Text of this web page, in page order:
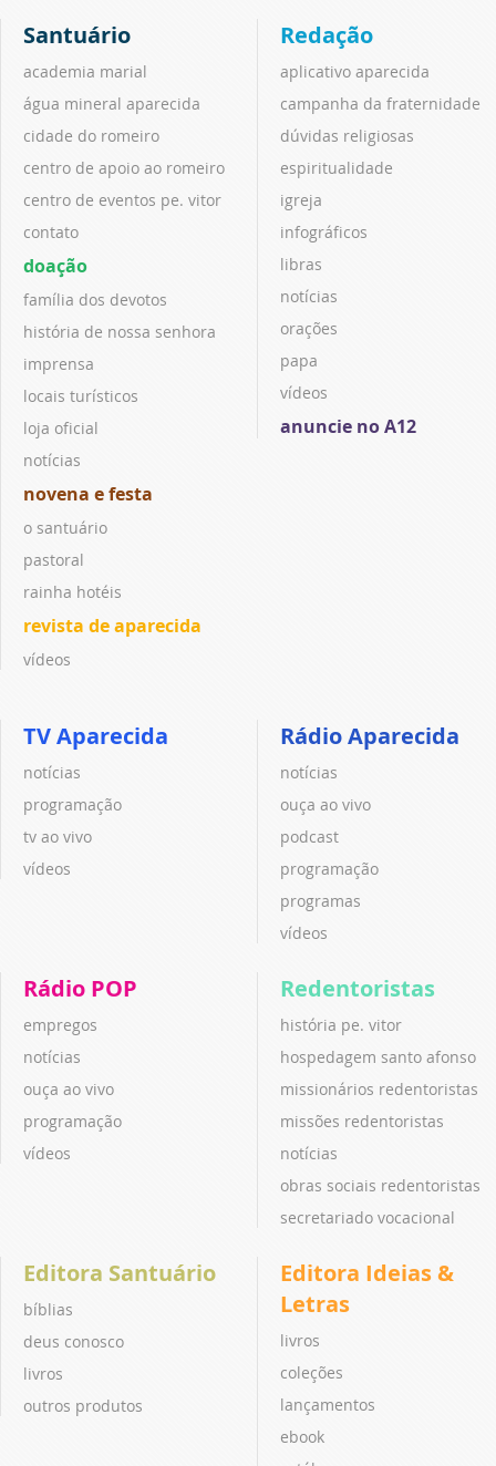
Santuário
academia marial
água mineral aparecida
cidade do romeiro
centro de apoio ao romeiro
centro de eventos pe. vitor
contato
doação
família dos devotos
história de nossa senhora
imprensa
locais turísticos
loja oficial
notícias
novena e festa
o santuário
pastoral
rainha hotéis
revista de aparecida
vídeos
Redação
aplicativo aparecida
campanha da fraternidade
dúvidas religiosas
espiritualidade
igreja
infográficos
libras
notícias
orações
papa
vídeos
anuncie no A12
TV Aparecida
notícias
programação
tv ao vivo
vídeos
Rádio Aparecida
notícias
ouça ao vivo
podcast
programação
programas
vídeos
Rádio POP
empregos
notícias
ouça ao vivo
programação
vídeos
Redentoristas
história pe. vitor
hospedagem santo afonso
missionários redentoristas
missões redentoristas
notícias
obras sociais redentoristas
secretariado vocacional
Editora Santuário
bíblias
deus conosco
livros
outros produtos
Editora Ideias &
Letras
livros
coleções
lançamentos
ebook